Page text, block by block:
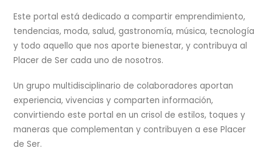
Top
Este portal está dedicado a compartir emprendimiento,
tendencias, moda, salud, gastronomía, música, tecnología
y todo aquello que nos aporte bienestar, y contribuya al
Placer de Ser cada uno de nosotros.
Un grupo multidisciplinario de colaboradores aportan
experiencia, vivencias y comparten información,
convirtiendo este portal en un crisol de estilos, toques y
maneras que complementan y contribuyen a ese Placer
de Ser.